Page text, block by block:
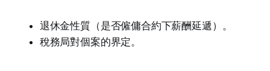
退休金性質（是否僱傭合約下薪酬延遞）。
稅務局對個案的界定。